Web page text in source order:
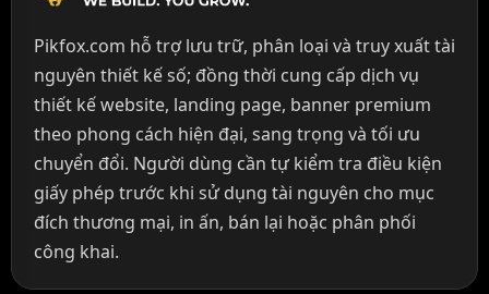
Pikfox.com hỗ trợ lưu trữ, phân loại và truy xuất tài
nguyên thiết kế số; đồng thời cung cấp dịch vụ
thiết kế website, landing page, banner premium
theo phong cách hiện đại, sang trọng và tối ưu
chuyển đổi. Người dùng cần tự kiểm tra điều kiện
giấy phép trước khi sử dụng tài nguyên cho mục
đích thương mại, in ấn, bán lại hoặc phân phối
công khai.